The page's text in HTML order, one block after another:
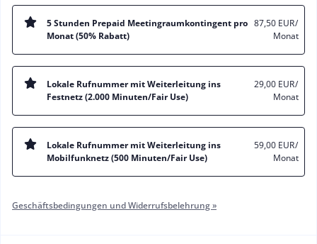
5 Stunden Prepaid Meetingraumkontingent pro
Monat (50% Rabatt)
87,50 EUR/
Monat
Lokale Rufnummer mit Weiterleitung ins
Festnetz (2.000 Minuten/Fair Use)
29,00 EUR/
Monat
Lokale Rufnummer mit Weiterleitung ins
Mobilfunknetz (500 Minuten/Fair Use)
59,00 EUR/
Monat
Geschäftsbedingungen und Widerrufsbelehrung »